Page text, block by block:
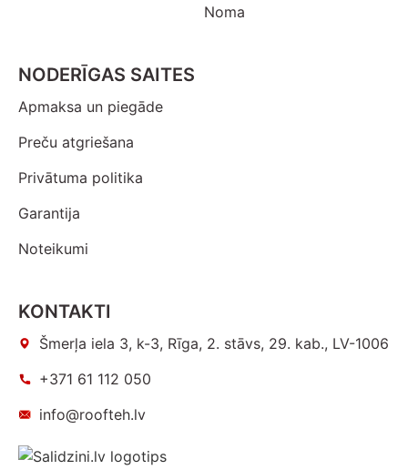
Noma
NODERĪGAS SAITES
Apmaksa un piegāde
Preču atgriešana
Privātuma politika
Garantija
Noteikumi
KONTAKTI
Šmerļa iela 3, k-3, Rīga, 2. stāvs, 29. kab., LV-1006
+371 61 112 050
info@roofteh.lv